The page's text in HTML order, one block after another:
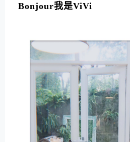
Bonjour我是ViVi